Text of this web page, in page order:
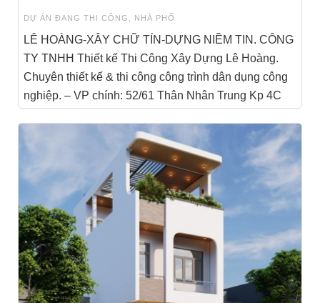
DỰ ÁN ĐANG THI CÔNG NHÀ PHỐ
LÊ HOÀNG-XÂY CHỮ TÍN-DỰNG NIỀM TIN. CÔNG
TY TNHH Thiết kế Thi Công Xây Dựng Lê Hoàng.
Chuyên thiết kế & thi công công trình dân dụng công
nghiệp. – VP chính: 52/61 Thân Nhân Trung Kp 4C